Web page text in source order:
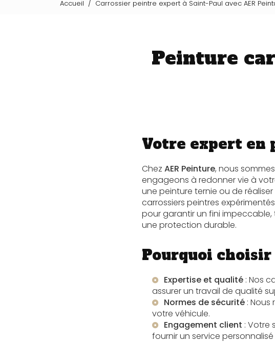
Accueil Carrossier peintre expert à Saint-Paul avec AER
Peinture
Votre expert en
Chez AER Peinture, nous
engageons à redonner vie à
une peinture ternie ou de réaliser
carrossiers peintres
pour garantir un fini impeccable,
une protection durable.
Pourquoi
Expertise et qualité : Nos
assurer un travail de qualité
Normes de sécurité :
votre véhicule.
Engagement client : Votre
fournir un service